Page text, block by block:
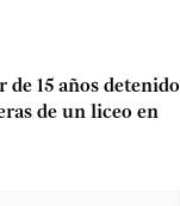
15 años detenido
de un liceo en